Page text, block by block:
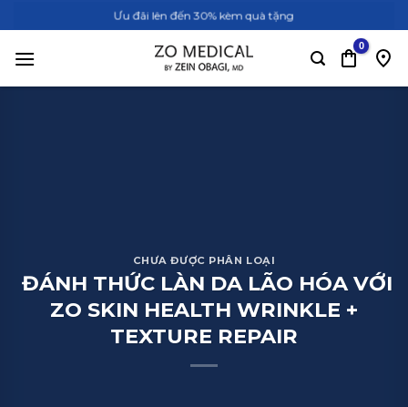
qua
nội
Ưu đãi lên đến 30% kèm quà tặng
CHƯA ĐƯỢC PHÂN LOẠI
ĐÁNH THỨC LÀN DA LÃO HÓA VỚI
ZO SKIN HEALTH WRINKLE +
TEXTURE REPAIR